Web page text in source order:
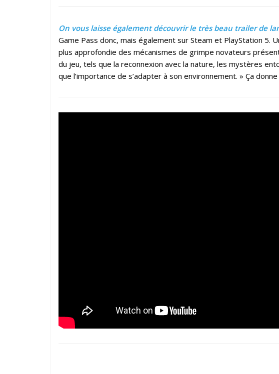
On vous laisse également découvrir le très beau trailer de
Game Pass donc, mais également sur Steam et PlayStation 5.
plus approfondie des mécanismes de grimpe novateurs
du jeu, tels que la reconnexion avec la nature, les mystères
que l’importance de s’adapter à son environnement. » Ça donne